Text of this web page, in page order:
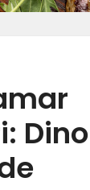
Dino